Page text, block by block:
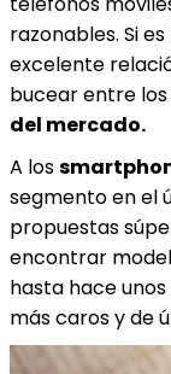
razonables. Si
excelente
bucear entre los
del mercado.
A los
segmento en el
propuestas
encontrar
hasta hace
más caros y de